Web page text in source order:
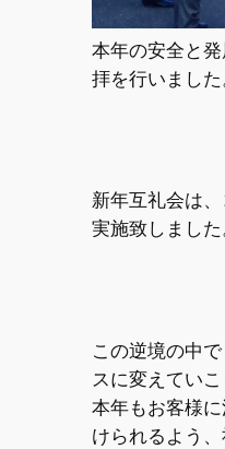
本年の安全と
拝を行いました
新年互礼会は
実施致しました
この逆境の中
スに変えてい
本年もお客様
けられるよう